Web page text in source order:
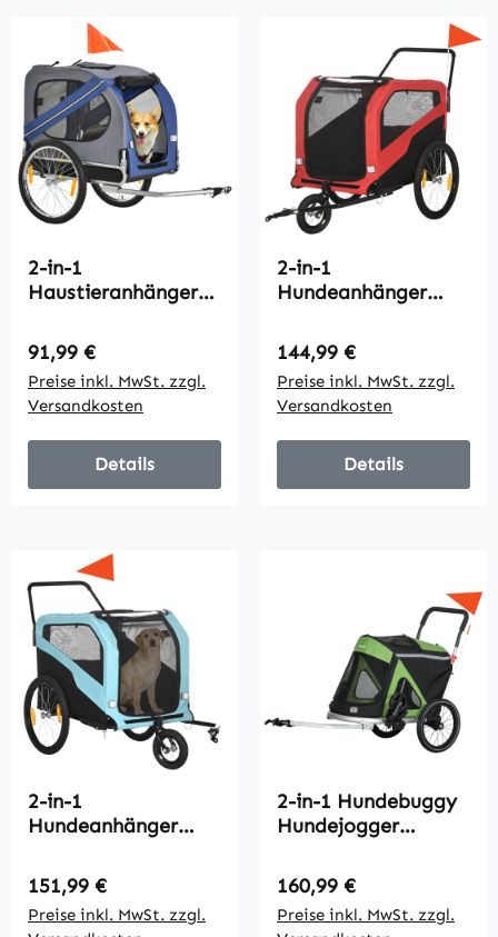
2-in-1
Haustieranhänger
bis 20kg klappbar
Regenschutz
Sicherheitsfahne
Reflektoren Stahl
grau+blau 130 x 73
Regulärer Preis:
91,99 €
Preise inkl. MwSt. zzgl.
Versandkosten
Details
2-in-1
Hundeanhänger
30kg klappbar und
lagerbar Lenker
Fußstütze
Reflektoren
Sicherheitsfahne 170
cm x 77 cm x 90 cm
Rot
Regulärer Preis:
144,99 €
Preise inkl. MwSt. zzgl.
Versandkosten
Details
2-in-1
Hundeanhänger
Fahrradanhänger
bis 30kg klappbar
Schiebefunktion 2
Regulärer Preis:
151,99 €
Preise inkl. MwSt. zzgl.
2-in-1 Hundebuggy
Hundejogger
bis 20kg 2
Reflektoren 1
Sicherheitsleine 150
Regulärer Preis:
160,99 €
Preise inkl. MwSt. zzgl.